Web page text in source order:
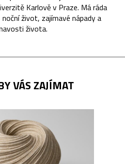
Karlově v Praze. Má ráda
život, zajímavé nápady a
života.
VÁS ZAJÍMAT